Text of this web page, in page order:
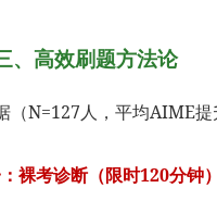
、高效刷题方法论
N=127人，平均AIME提
裸考诊断（限时120分钟）